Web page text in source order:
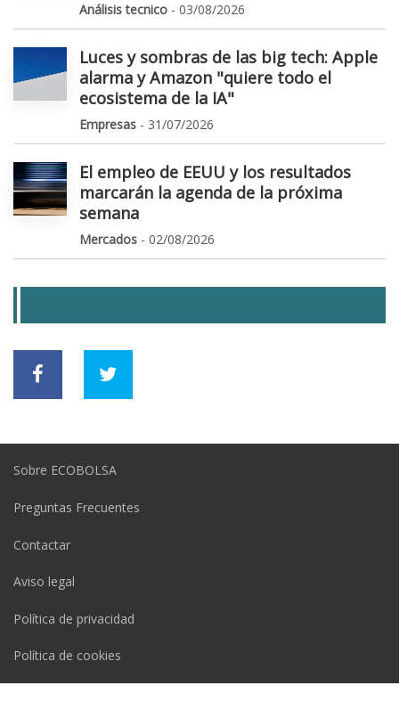
Análisis tecnico - 03/08/2026
Luces y sombras de las big tech: Apple
alarma y Amazon "quiere todo el
ecosistema de la IA"
Empresas - 31/07/2026
El empleo de EEUU y los resultados
marcarán la agenda de la próxima
semana
Mercados - 02/08/2026
Sobre ECOBOLSA
Preguntas Frecuentes
Contactar
Aviso legal
Política de privacidad
Política de cookies